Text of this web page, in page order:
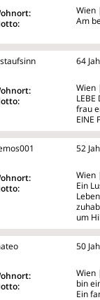
Wien
Am
64
Wien
LEBE
frau
EINE
52
Wien
Ein
um
50
Wien
bin
Ein